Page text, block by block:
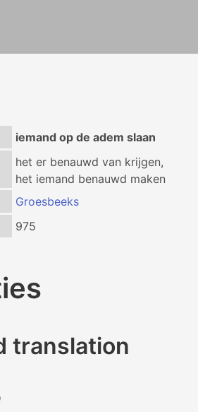
iemand op de adem slaan
het er benauwd van krijgen,
het iemand benauwd maken
Groesbeeks
975
translation